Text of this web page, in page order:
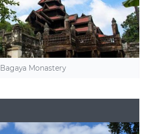
Bagaya Monastery